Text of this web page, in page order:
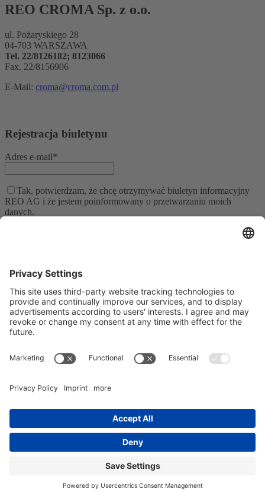
REO CROMA Sp. z o.o.
ul. Pożaryskiego 28
04-703 WARSZAWA
Tel. 22/8126182; 8123066
Fax. 22/8156906
E-Mail: croma@croma.com.pl
Rejestracja biuletynu
Adres e-mail*
Tak, potwierdzam, że chcę otrzymywać biuletyn informacyjny
REO AG i że jestem poinformowany o przetwarzaniu moich
danych.
Jako platformy marketingowej używamy Sendinblue. Wypełniając i
© Copyright - REO AG | Ochrona danych |Impressum|Warunki
sprzedaży i dostawy| fromVidemiwith ♥︎
LinkedIn
Xing
Systemy medyczne muszą bezpiecznie spełniać...
REOMED II 1580